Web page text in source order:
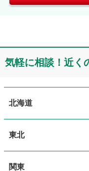
気軽に相談！近く
北海道
北海道
東北
東北
関東